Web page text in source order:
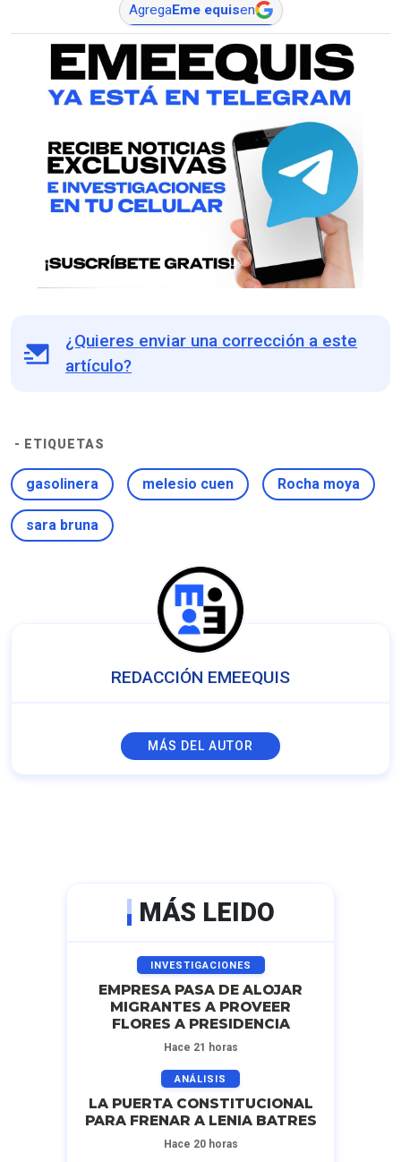
AgregaEme equisen
¿Quieres enviar una corrección a este
artículo?
- ETIQUETAS
gasolinera melesio cuen Rocha moya
sara bruna
REDACCIÓN EMEEQUIS
MÁS DEL AUTOR
MÁS LEIDO
INVESTIGACIONES
EMPRESA PASA DE ALOJAR
MIGRANTES A PROVEER
FLORES A PRESIDENCIA
Hace 21 horas
ANÁLISIS
LA PUERTA CONSTITUCIONAL
PARA FRENAR A LENIA BATRES
Hace 20 horas